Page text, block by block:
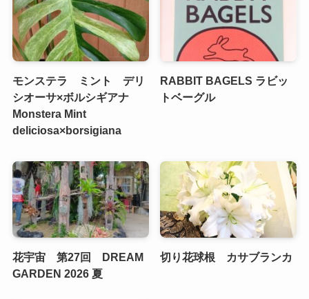
モンステラ ミント デリ
シオーサ×ボルシギアナ
Monstera Mint
deliciosa×borsigiana
RABBIT BAGELS ラビッ
トベーグル
花宇宙 第27回 DREAM
GARDEN 2026 夏
切り花球根 カサブランカ